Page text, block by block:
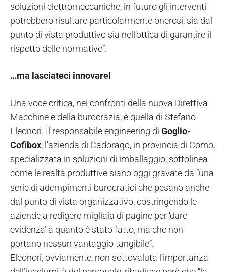
soluzioni elettromeccaniche, in futuro gli interventi
potrebbero risultare particolarmente onerosi, sia dal
punto di vista produttivo sia nell’ottica di garantire il
rispetto delle normative”.
…ma lasciateci innovare!
Una voce critica, nei confronti della nuova Direttiva
Macchine e della burocrazia, è quella di Stefano
Eleonori. Il responsabile engineering di Goglio-
Cofibox, l’azienda di Cadorago, in provincia di Como,
specializzata in soluzioni di imballaggio, sottolinea
come le realtà produttive siano oggi gravate da “una
serie di adempimenti burocratici che pesano anche
dal punto di vista organizzativo, costringendo le
aziende a redigere migliaia di pagine per ‘dare
evidenza’ a quanto è stato fatto, ma che non
portano nessun vantaggio tangibile”.
Eleonori, ovviamente, non sottovaluta l’importanza